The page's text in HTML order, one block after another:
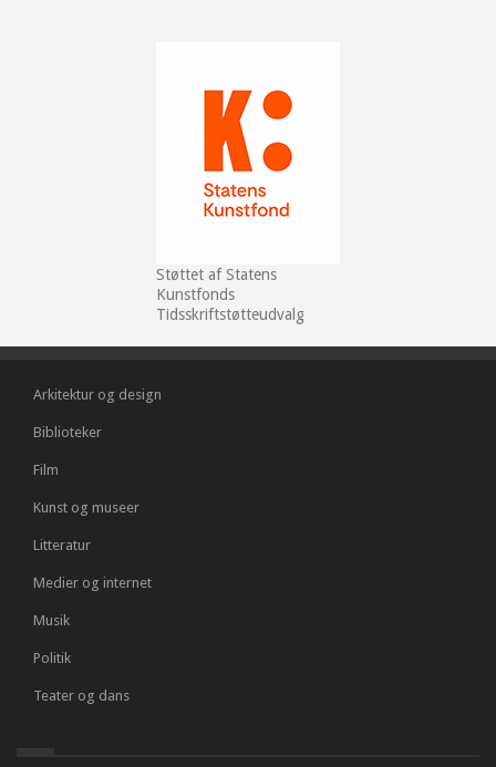
Støttet af Statens
Kunstfonds
Tidsskriftstøtteudvalg
Arkitektur og design
Biblioteker
Film
Kunst og museer
Litteratur
Medier og internet
Musik
Politik
Teater og dans